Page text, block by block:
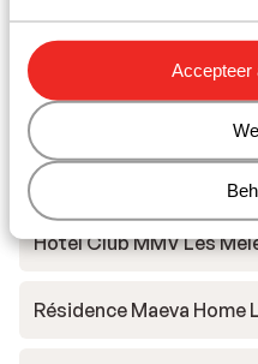
Accepteer
Résidence Pierre et
Alpages de Chantel
Base Camp Lodge
Hotel Club MMV Les
Résidence Maeva Home